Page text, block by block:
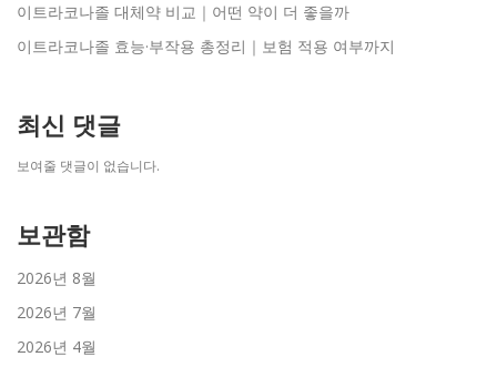
이트라코나졸 대체약 비교｜어떤 약이 더 좋을까
이트라코나졸 효능·부작용 총정리｜보험 적용 여부까지
최신 댓글
보여줄 댓글이 없습니다.
보관함
2026년 8월
2026년 7월
2026년 4월